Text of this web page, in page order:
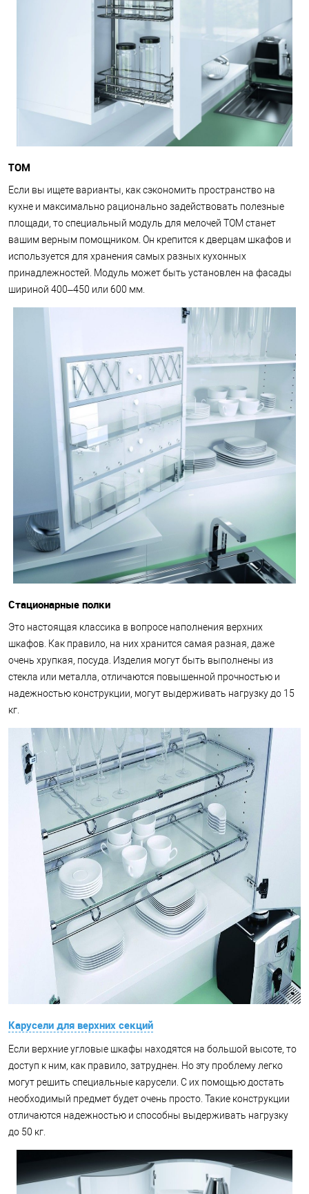
ТОМ
Если вы ищете варианты, как сэкономить пространство на
кухне и максимально рационально задействовать полезные
площади, то специальный модуль для мелочей ТОМ станет
вашим верным помощником. Он крепится к дверцам шкафов и
используется для хранения самых разных кухонных
принадлежностей. Модуль может быть установлен на фасады
шириной 400–450 или 600 мм.
Стационарные полки
Это настоящая классика в вопросе наполнения верхних
шкафов. Как правило, на них хранится самая разная, даже
очень хрупкая, посуда. Изделия могут быть выполнены из
стекла или металла, отличаются повышенной прочностью и
надежностью конструкции, могут выдерживать нагрузку до 15
кг.
Карусели для верхних секций
Если верхние угловые шкафы находятся на большой высоте, то
доступ к ним, как правило, затруднен. Но эту проблему легко
могут решить специальные карусели. С их помощью достать
необходимый предмет будет очень просто. Такие конструкции
отличаются надежностью и способны выдерживать нагрузку
до 50 кг.